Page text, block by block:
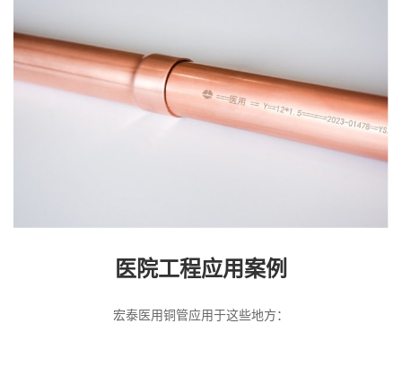
医院工程应用案例
宏泰医用铜管应用于这些地方：